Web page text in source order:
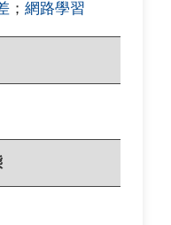
； 網路學習